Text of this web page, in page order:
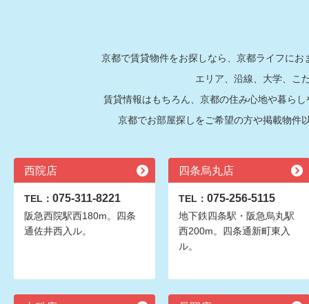
京都で賃貸物件をお探しなら、京都ライフに
エリア、沿線、大学、こ
賃貸情報はもちろん、京都の住み心地や暮ら
京都でお部屋探しをご希望の方や掲載物件
西院店
TEL： 075-311-8221
阪急西院駅西180m。四条
通佐井西入ル。
四条烏丸店
TEL： 075-256-5115
地下鉄四条駅・阪急烏丸駅
西200m。四条通新町東入
ル。